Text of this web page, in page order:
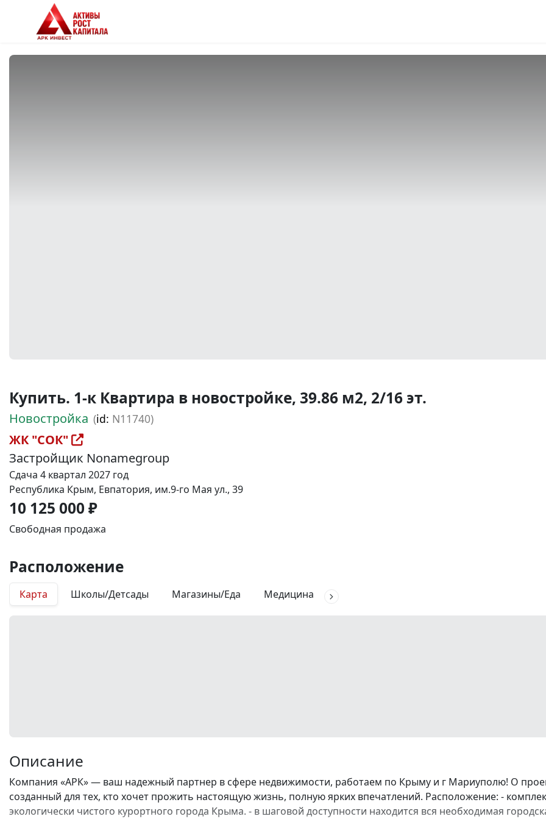
Купить. 1-к Квартира в новостройке, 39.86 м2, 2/16 эт.
Новостройка (id: N11740)
ЖК "СОК"
Застройщик Nonamegroup
Сдача 4 квартал 2027 год
Республика Крым, Евпатория, им.9-го Мая ул., 39
10 125 000 ₽
Свободная продажа
Расположение
Карта Школы/Детсады Магазины/Еда Медицина
Описание
Компания «АРК» — ваш надежный партнер в сфере недвижимости, работаем по Крыму и г Мариуполю! О
созданный для тех, кто хочет прожить настоящую жизнь, полную ярких впечатлений. Расположение: -
экологически чистого курортного города Крыма. - в шаговой доступности находится вся необходимая